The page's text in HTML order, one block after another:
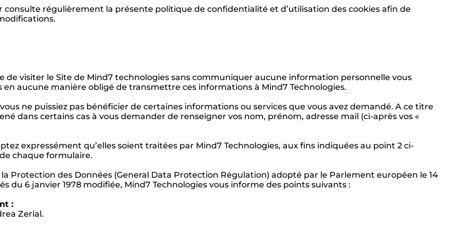
consulte régulièrement la présente politique de confidentialité et d’utilisation des cookies afin de
de visiter le Site de Mind7 technologies sans communiquer aucune information personnelle vous
aucune manière obligé de transmettre ces informations à Mind7 Technologies.
ne puissiez pas bénéficier de certaines informations ou services que vous avez demandé. A ce titre
dans certains cas à vous demander de renseigner vos nom, prénom, adresse mail (ci-après vos «
expressément qu’elles soient traitées par Mind7 Technologies, aux fins indiquées au point 2 ci-
chaque formulaire.
Protection des Données (General Data Protection Régulation) adopté par le Parlement européen le 14
du 6 janvier 1978 modifiée, Mind7 Technologies vous informe des points suivants :
:
Zerial.